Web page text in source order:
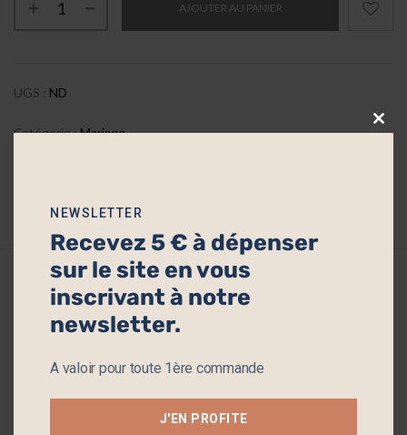
AJOUTER AU PANIER
UGS : ND
Catégorie :Mariage
Description
Informations complémentaires
NEWSLETTER
Recevez 5 € à dépenser
sur le site en vous
inscrivant à notre
newsletter.
A valoir pour toute 1ère commande
J'EN PROFITE